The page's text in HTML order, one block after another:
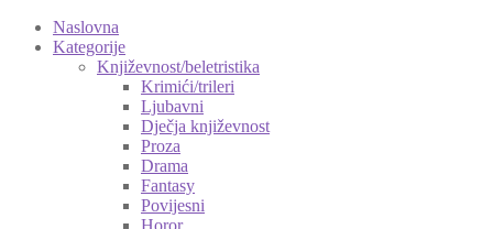
Naslovna
Kategorije
Književnost/beletristika
Krimići/trileri
Ljubavni
Dječja književnost
Proza
Drama
Fantasy
Povijesni
Horor